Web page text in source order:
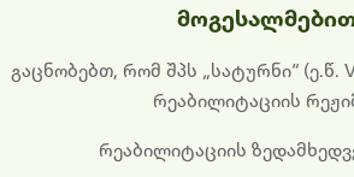
გიხდით შეფერხებისთვის.
განახლება და ტექნიკური
მალე ისევ ხელმისაწვდომი იქნება.
გაცნობებთ, რომ შპს „სატურნი“ (ე.წ.
რეაბილიტაციის
რეაბილიტაციის